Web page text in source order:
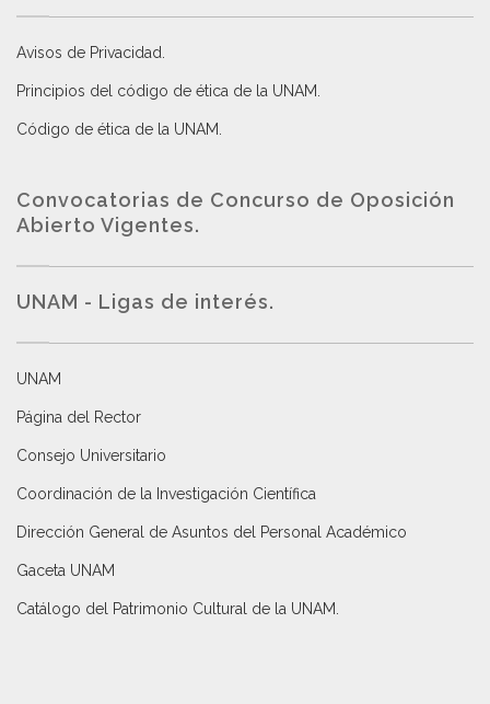
Avisos de Privacidad
Principios del código de ética de la UNAM
Código de ética de la UNAM
Convocatorias de Concurso de Oposición
Abierto Vigentes.
UNAM - Ligas de interés.
UNAM
Página del Rector
Consejo Universitario
Coordinación de la Investigación Científica
Dirección General de Asuntos del Personal Académico
Gaceta UNAM
Catálogo del Patrimonio Cultural de la UNAM.